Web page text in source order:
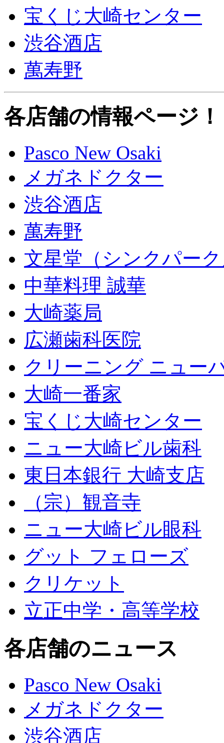
宝くじ大崎センター
渋谷酒店
萬寿野
各店舗の情報ページ！
Pasco New Osaki
メガネドクター
渋谷酒店
萬寿野
文星堂（シンクパー
中華料理 誠華
大崎薬局
広瀬歯科医院
クリーニング ニュー
大崎一番家
宝くじ大崎センター
ニュー大崎ビル歯科
東日本銀行 大崎支店
（宗）観音寺
ニュー大崎ビル眼科
グット フェローズ
クリケット
立正中学・高等学校
各店舗のニュース
Pasco New Osaki
メガネドクター
渋谷酒店